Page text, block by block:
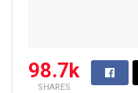
98.7k
SHARES